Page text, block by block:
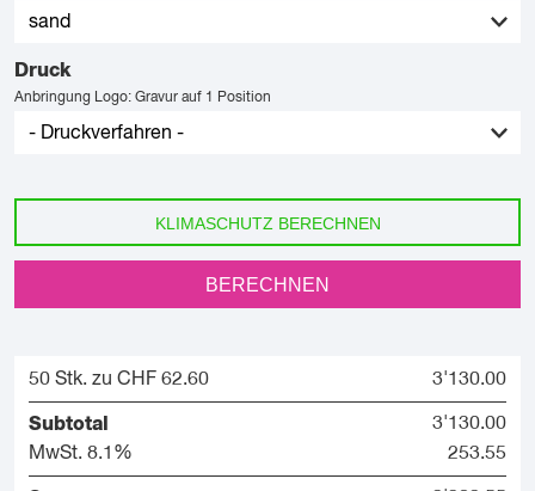
Druck
Anbringung Logo: Gravur auf 1 Position
KLIMASCHUTZ BERECHNEN
BERECHNEN
50 Stk. zu CHF 62.60 3'130.00
Subtotal
3'130.00
MwSt. 8.1%
253.55